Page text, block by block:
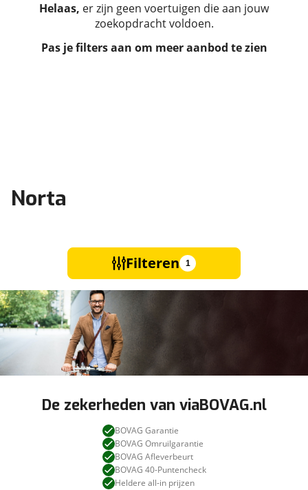
Helaas, er zijn geen voertuigen die aan jouw
zoekopdracht voldoen.
Pas je filters aan om meer aanbod te zien
Norta
Filteren 1
De zekerheden van viaBOVAG.nl
BOVAG Garantie
BOVAG Omruilgarantie
BOVAG Afleverbeurt
BOVAG 40-Puntencheck
Heldere all-in prijzen